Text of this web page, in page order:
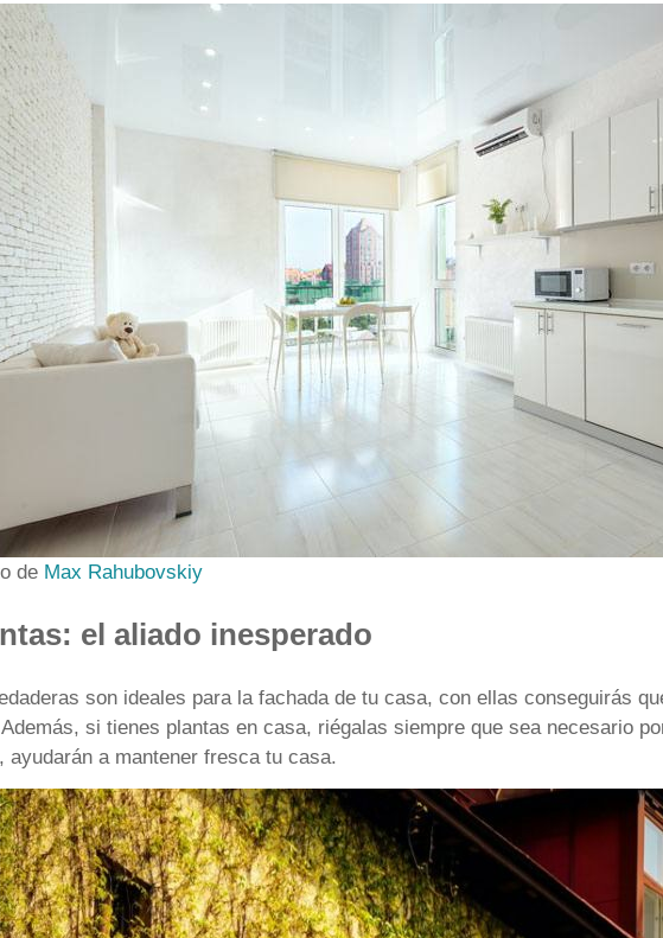
de Max Rahubovskiy
el aliado inesperado
son ideales para la fachada de tu casa, con ellas conseguirás
si tienes plantas en casa, riégalas siempre que sea necesario
ayudarán a mantener fresca tu casa.